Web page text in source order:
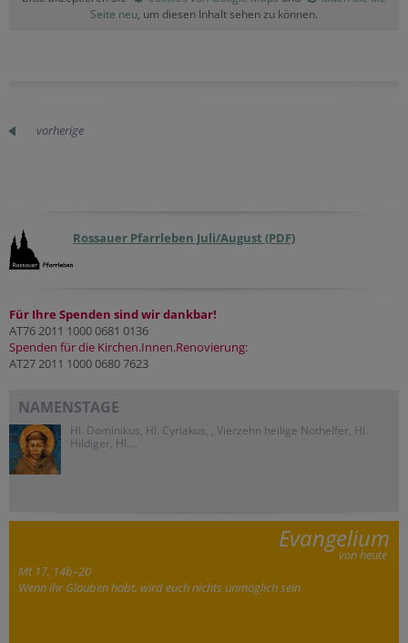
Seite neu, um diesen Inhalt sehen zu können.
vorherige
Rossauer Pfarrleben Juli/August (PDF)
Für Ihre Spenden sind wir dankbar!
AT76 2011 1000 0681 0136
Spenden für die Kirchen.Innen.Renovierung:
AT27 2011 1000 0680 7623
NAMENSTAGE
Hl. Dominikus, Hl. Cyriakus, , Vierzehn heilige Nothelfer, Hl.
Hildiger, Hl....
Evangelium
von heute
Mt 17, 14b–20
Wenn ihr Glauben habt, wird euch nichts unmöglich sein